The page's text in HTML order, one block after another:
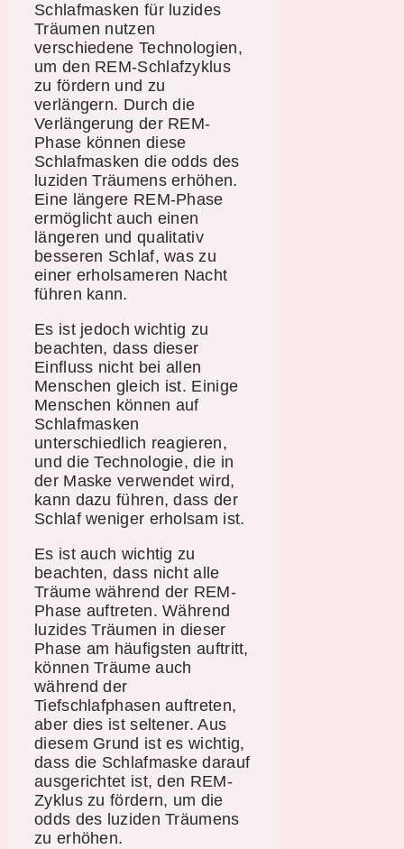
Schlafmasken für luzides
Träumen nutzen
verschiedene Technologien,
um den REM-Schlafzyklus
zu fördern und zu
verlängern. Durch die
Verlängerung der REM-
Phase können diese
Schlafmasken die odds des
luziden Träumens erhöhen.
Eine längere REM-Phase
ermöglicht auch einen
längeren und qualitativ
besseren Schlaf, was zu
einer erholsameren Nacht
führen kann.
Es ist jedoch wichtig zu
beachten, dass dieser
Einfluss nicht bei allen
Menschen gleich ist. Einige
Menschen können auf
Schlafmasken
unterschiedlich reagieren,
und die Technologie, die in
der Maske verwendet wird,
kann dazu führen, dass der
Schlaf weniger erholsam ist.
Es ist auch wichtig zu
beachten, dass nicht alle
Träume während der REM-
Phase auftreten. Während
luzides Träumen in dieser
Phase am häufigsten auftritt,
können Träume auch
während der
Tiefschlafphasen auftreten,
aber dies ist seltener. Aus
diesem Grund ist es wichtig,
dass die Schlafmaske darauf
ausgerichtet ist, den REM-
Zyklus zu fördern, um die
odds des luziden Träumens
zu erhöhen.